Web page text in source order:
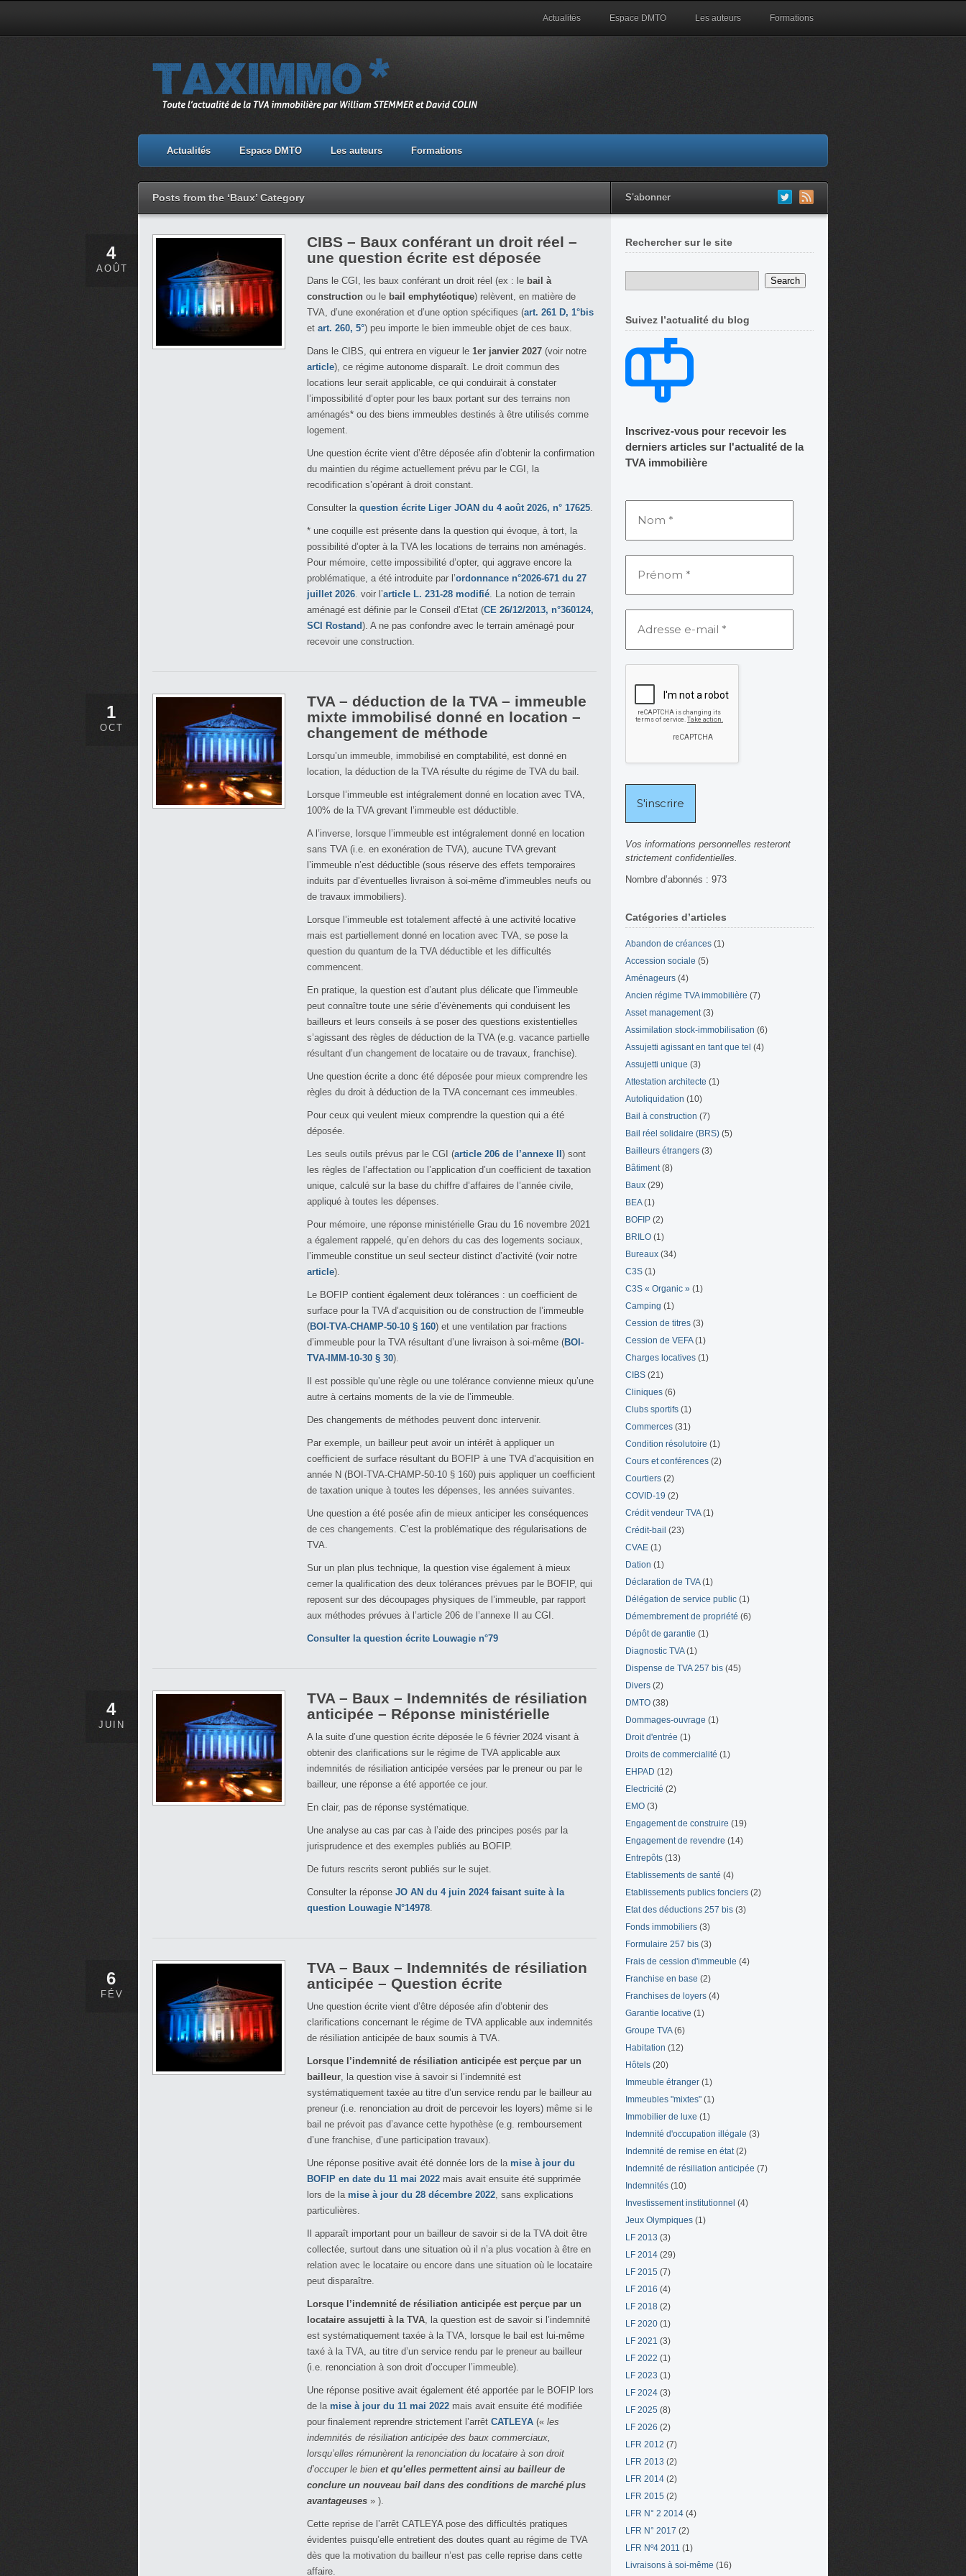
Actualités Espace DMTO Les auteurs Formations
Actualités Espace DMTO Les auteurs Formations
Posts from the ‘Baux’ Category S'abonner
4
AOÛT
CIBS – Baux conférant un droit réel –
une question écrite est déposée
Dans le CGI, les baux conférant un droit réel (ex : le bail à
construction ou le bail emphytéotique) relèvent, en matière de
TVA, d’une exonération et d’une option spécifiques (art. 261 D, 1°bis
et art. 260, 5°) peu importe le bien immeuble objet de ces baux.
Dans le CIBS, qui entrera en vigueur le 1er janvier 2027 (voir notre
article), ce régime autonome disparaît. Le droit commun des
locations leur serait applicable, ce qui conduirait à constater
l’impossibilité d’opter pour les baux portant sur des terrains non
aménagés* ou des biens immeubles destinés à être utilisés comme
logement.
Une question écrite vient d’être déposée afin d’obtenir la confirmation
du maintien du régime actuellement prévu par le CGI, la
recodification s’opérant à droit constant.
Consulter la question écrite Liger JOAN du 4 août 2026, n° 17625.
* une coquille est présente dans la question qui évoque, à tort, la
possibilité d’opter à la TVA les locations de terrains non aménagés.
Pour mémoire, cette impossibilité d’opter, qui aggrave encore la
problématique, a été introduite par l’ordonnance n°2026-671 du 27
juillet 2026. voir l’article L. 231-28 modifié. La notion de terrain
aménagé est définie par le Conseil d’Etat (CE 26/12/2013, n°360124,
SCI Rostand). A ne pas confondre avec le terrain aménagé pour
recevoir une construction.
1
OCT
TVA – déduction de la TVA – immeuble
mixte immobilisé donné en location –
changement de méthode
Lorsqu’un immeuble, immobilisé en comptabilité, est donné en
location, la déduction de la TVA résulte du régime de TVA du bail.
Lorsque l’immeuble est intégralement donné en location avec TVA,
100% de la TVA grevant l’immeuble est déductible.
A l’inverse, lorsque l’immeuble est intégralement donné en location
sans TVA (i.e. en exonération de TVA), aucune TVA grevant
l’immeuble n’est déductible (sous réserve des effets temporaires
induits par d’éventuelles livraison à soi-même d’immeubles neufs ou
de travaux immobiliers).
Lorsque l’immeuble est totalement affecté à une activité locative
mais est partiellement donné en location avec TVA, se pose la
question du quantum de la TVA déductible et les difficultés
commencent.
En pratique, la question est d’autant plus délicate que l’immeuble
peut connaître toute une série d’évènements qui conduisent les
bailleurs et leurs conseils à se poser des questions existentielles
s’agissant des règles de déduction de la TVA (e.g. vacance partielle
résultant d’un changement de locataire ou de travaux, franchise).
Une question écrite a donc été déposée pour mieux comprendre les
règles du droit à déduction de la TVA concernant ces immeubles.
Pour ceux qui veulent mieux comprendre la question qui a été
déposée.
Les seuls outils prévus par le CGI (article 206 de l’annexe II ) sont
les règles de l’affectation ou l’application d’un coefficient de taxation
unique, calculé sur la base du chiffre d’affaires de l’année civile,
appliqué à toutes les dépenses.
Pour mémoire, une réponse ministérielle Grau du 16 novembre 2021
a également rappelé, qu’en dehors du cas des logements sociaux,
l’immeuble constitue un seul secteur distinct d’activité (voir notre
article).
Le BOFIP contient également deux tolérances : un coefficient de
surface pour la TVA d’acquisition ou de construction de l’immeuble
(BOI-TVA-CHAMP-50-10 § 160) et une ventilation par fractions
d’immeuble pour la TVA résultant d’une livraison à soi-même (BOI-
TVA-IMM-10-30 § 30).
Il est possible qu’une règle ou une tolérance convienne mieux qu’une
autre à certains moments de la vie de l’immeuble.
Des changements de méthodes peuvent donc intervenir.
Par exemple, un bailleur peut avoir un intérêt à appliquer un
coefficient de surface résultant du BOFIP à une TVA d’acquisition en
année N (BOI-TVA-CHAMP-50-10 § 160) puis appliquer un coefficient
de taxation unique à toutes les dépenses, les années suivantes.
Une question a été posée afin de mieux anticiper les conséquences
de ces changements. C’est la problématique des régularisations de
TVA.
Sur un plan plus technique, la question vise également à mieux
cerner la qualification des deux tolérances prévues par le BOFIP, qui
reposent sur des découpages physiques de l’immeuble, par rapport
aux méthodes prévues à l’article 206 de l’annexe II au CGI.
Consulter la question écrite Louwagie n°79
4
JUIN
TVA – Baux – Indemnités de résiliation
anticipée – Réponse ministérielle
A la suite d’une question écrite déposée le 6 février 2024 visant à
obtenir des clarifications sur le régime de TVA applicable aux
indemnités de résiliation anticipée versées par le preneur ou par le
bailleur, une réponse a été apportée ce jour.
En clair, pas de réponse systématique.
Une analyse au cas par cas à l’aide des principes posés par la
jurisprudence et des exemples publiés au BOFIP.
De futurs rescrits seront publiés sur le sujet.
Consulter la réponse JO AN du 4 juin 2024 faisant suite à la
question Louwagie N°14978.
6
FÉV
TVA – Baux – Indemnités de résiliation
anticipée – Question écrite
Une question écrite vient d’être déposée afin d’obtenir des
clarifications concernant le régime de TVA applicable aux indemnités
de résiliation anticipée de baux soumis à TVA.
Lorsque l’indemnité de résiliation anticipée est perçue par un
bailleur, la question vise à savoir si l’indemnité est
systématiquement taxée au titre d’un service rendu par le bailleur au
preneur (i.e. renonciation au droit de percevoir les loyers) même si le
bail ne prévoit pas d’avance cette hypothèse (e.g. remboursement
d’une franchise, d’une participation travaux).
Une réponse positive avait été donnée lors de la mise à jour du
BOFIP en date du 11 mai 2022 mais avait ensuite été supprimée
lors de la mise à jour du 28 décembre 2022, sans explications
particulières.
Il apparaît important pour un bailleur de savoir si de la TVA doit être
collectée, surtout dans une situation où il n’a plus vocation à être en
relation avec le locataire ou encore dans une situation où le locataire
peut disparaître.
Lorsque l’indemnité de résiliation anticipée est perçue par un
locataire assujetti à la TVA, la question est de savoir si l’indemnité
est systématiquement taxée à la TVA, lorsque le bail est lui-même
taxé à la TVA, au titre d’un service rendu par le preneur au bailleur
(i.e. renonciation à son droit d’occuper l’immeuble).
Une réponse positive avait également été apportée par le BOFIP lors
de la mise à jour du 11 mai 2022 mais avait ensuite été modifiée
pour finalement reprendre strictement l’arrêt CATLEYA (« les
indemnités de résiliation anticipée des baux commerciaux,
lorsqu’elles rémunèrent la renonciation du locataire à son droit
d’occuper le bien et qu’elles permettent ainsi au bailleur de
conclure un nouveau bail dans des conditions de marché plus
avantageuses » ).
Cette reprise de l’arrêt CATLEYA pose des difficultés pratiques
évidentes puisqu’elle entretient des doutes quant au régime de TVA
dès que la motivation du bailleur n’est pas celle reprise dans cette
affaire.
Rechercher sur le site
Suivez l’actualité du blog
Inscrivez-vous pour recevoir les
derniers articles sur l'actualité de la
TVA immobilière
Vos informations personnelles resteront
strictement confidentielles.
Nombre d’abonnés : 973
Catégories d’articles
Abandon de créances (1)
Accession sociale (5)
Aménageurs (4)
Ancien régime TVA immobilière (7)
Asset management(3)
Assimilation stock-immobilisation (6)
Assujetti agissant en tant que tel (4)
Assujetti unique (3)
Attestation architecte (1)
Autoliquidation (10)
Bail à construction (7)
Bail réel solidaire (BRS) (5)
Bailleurs étrangers (3)
Bâtiment(8)
Baux (29)
BEA(1)
BOFIP (2)
BRILO (1)
Bureaux (34)
C3S (1)
C3S « Organic » (1)
Camping (1)
Cession de titres (3)
Cession de VEFA(1)
Charges locatives (1)
CIBS (21)
Cliniques (6)
Clubs sportifs (1)
Commerces (31)
Condition résolutoire (1)
Cours et conférences (2)
Courtiers (2)
COVID-19 (2)
Crédit vendeur TVA(1)
Crédit-bail (23)
CVAE (1)
Dation (1)
Déclaration de TVA(1)
Délégation de service public (1)
Démembrement de propriété (6)
Dépôt de garantie (1)
Diagnostic TVA(1)
Dispense de TVA 257 bis (45)
Divers (2)
DMTO (38)
Dommages-ouvrage (1)
Droit d'entrée (1)
Droits de commercialité (1)
EHPAD (12)
Electricité (2)
EMO (3)
Engagement de construire (19)
Engagement de revendre (14)
Entrepôts (13)
Etablissements de santé (4)
Etablissements publics fonciers (2)
Etat des déductions 257 bis (3)
Fonds immobiliers (3)
Formulaire 257 bis (3)
Frais de cession d'immeuble (4)
Franchise en base (2)
Franchises de loyers (4)
Garantie locative (1)
Groupe TVA(6)
Habitation (12)
Hôtels (20)
Immeuble étranger (1)
Immeubles "mixtes" (1)
Immobilier de luxe (1)
Indemnité d'occupation illégale (3)
Indemnité de remise en état(2)
Indemnité de résiliation anticipée (7)
Indemnités (10)
Investissement institutionnel (4)
Jeux Olympiques (1)
LF 2013 (3)
LF 2014 (29)
LF 2015 (7)
LF 2016 (4)
LF 2018 (2)
LF 2020 (1)
LF 2021 (3)
LF 2022 (1)
LF 2023 (1)
LF 2024 (3)
LF 2025 (8)
LF 2026 (2)
LFR 2012 (7)
LFR 2013 (2)
LFR 2014 (2)
LFR 2015 (2)
LFR N° 2 2014 (4)
LFR N° 2017 (2)
LFR Nº4 2011 (1)
Livraisons à soi-même (16)